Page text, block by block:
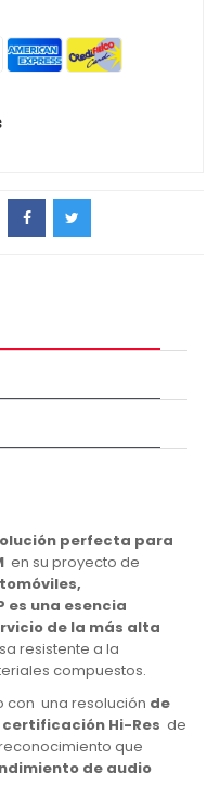
perfecta para
en su proyecto de
es una esencia
de la más alta
resistente a la
compuestos.
con una resolución de
certificación Hi-Res de
que
de audio